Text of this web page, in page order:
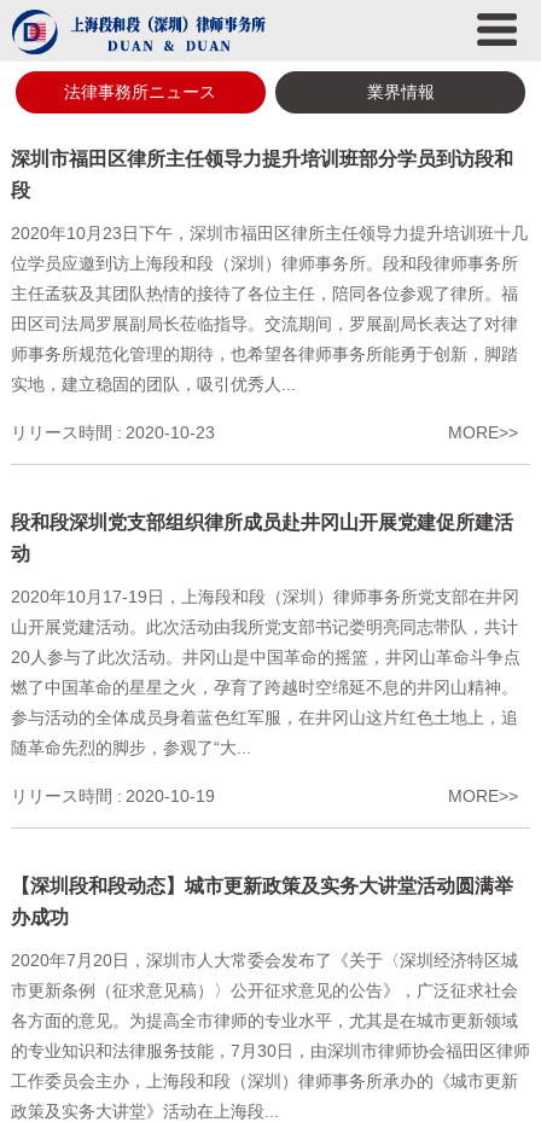
法律事務所ニュース 業界情報
深圳市福田区律所主任领导力提升培训班部分学员到访段和
段
2020年10月23日下午，深圳市福田区律所主任领导力提升培训班十几
位学员应邀到访上海段和段（深圳）律师事务所。段和段律师事务所
主任孟荻及其团队热情的接待了各位主任，陪同各位参观了律所。福
田区司法局罗展副局长莅临指导。交流期间，罗展副局长表达了对律
师事务所规范化管理的期待，也希望各律师事务所能勇于创新，脚踏
实地，建立稳固的团队，吸引优秀人...
リリース時間 : 2020-10-23 MORE>>
段和段深圳党支部组织律所成员赴井冈山开展党建促所建活
动
2020年10月17-19日，上海段和段（深圳）律师事务所党支部在井冈
山开展党建活动。此次活动由我所党支部书记娄明亮同志带队，共计
20人参与了此次活动。井冈山是中国革命的摇篮，井冈山革命斗争点
燃了中国革命的星星之火，孕育了跨越时空绵延不息的井冈山精神。
参与活动的全体成员身着蓝色红军服，在井冈山这片红色土地上，追
随革命先烈的脚步，参观了“大...
リリース時間 : 2020-10-19 MORE>>
【深圳段和段动态】城市更新政策及实务大讲堂活动圆满举
办成功
2020年7月20日，深圳市人大常委会发布了《关于〈深圳经济特区城
市更新条例（征求意见稿）〉公开征求意见的公告》，广泛征求社会
各方面的意见。为提高全市律师的专业水平，尤其是在城市更新领域
的专业知识和法律服务技能，7月30日，由深圳市律师协会福田区律师
工作委员会主办，上海段和段（深圳）律师事务所承办的《城市更新
政策及实务大讲堂》活动在上海段...